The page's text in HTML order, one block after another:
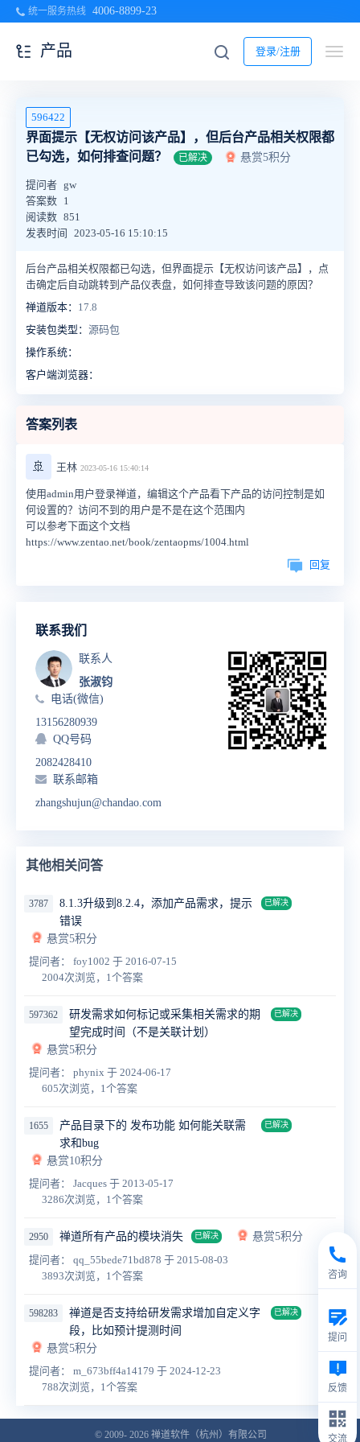
统一服务热线 4006-8899-23
登录/注册
产品
596422
界面提示【无权访问该产品】，但后台产品相关权限都
已勾选，如何排查问题？
已解决 悬赏5积分
提问者 gw
答案数 1
阅读数 851
发表时间
2023-05-16 15:10:15
后台产品相关权限都已勾选，但界面提示【无权访问该产品】，点
击确定后自动跳转到产品仪表盘，如何排查导致该问题的原因？
禅道版本： 17.8
安装包类型： 源码包
操作系统：
客户端浏览器：
答案列表
🚢 王林 2023-05-16 15:40:14
使用admin用户登录禅道，编辑这个产品看下产品的访问控制是如
何设置的？访问不到的用户是不是在这个范围内
可以参考下面这个文档
https://www.zentao.net/book/zentaopms/1004.html
回复
联系我们
联系人
张淑钧
电话(微信)
13156280939
QQ号码
2082428410
联系邮箱
zhangshujun@chandao.com
其他相关问答
3787
8.1.3升级到8.2.4，添加产品需求，提示
错误
已解决
悬赏5积分
提问者： foy1002 于 2016-07-15
2004次浏览，1个答案
597362
研发需求如何标记或采集相关需求的期
望完成时间（不是关联计划）
已解决
悬赏5积分
提问者： phynix 于 2024-06-17
605次浏览，1个答案
1655
产品目录下的 发布功能 如何能关联需
求和bug
已解决
悬赏10积分
提问者： Jacques 于 2013-05-17
3286次浏览，1个答案
2950 禅道所有产品的模块消失 已解决
悬赏5积分
提问者： qq_55bede71bd878 于 2015-08-03
3893次浏览，1个答案
598283
禅道是否支持给研发需求增加自定义字
段，比如预计提测时间
已解决
悬赏5积分
提问者： m_673bff4a14179 于 2024-12-23
788次浏览，1个答案
© 2009- 2026 禅道软件（杭州）有限公司
咨询
提问
反馈
交流